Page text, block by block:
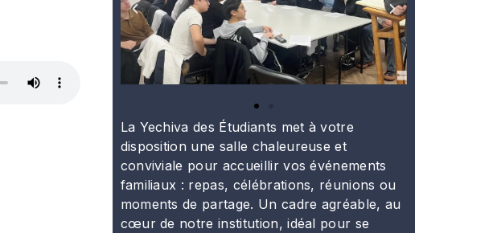
La Yechiva des Étudiants met à votre
disposition une salle chaleureuse et
conviviale pour accueillir vos événements
familiaux : repas, célébrations, réunions ou
moments de partage. Un cadre agréable, au
cœur de notre institution, idéal pour se